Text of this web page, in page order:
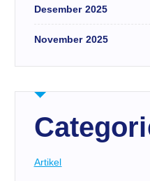
Desember 2025
November 2025
Artikel